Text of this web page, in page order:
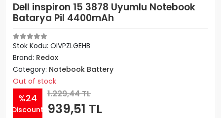
Dell inspiron 15 3878 Uyumlu Notebook
Batarya Pil 4400mAh
Stok Kodu: OIVPZLGEHB
Brand: Redox
Category: Notebook Battery
Out of stock
%24
Discount
1.229,44 TL
939,51 TL